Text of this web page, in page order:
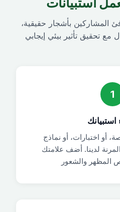
المشاركين بأشجار حقيقية،
1
استبيانك
أو اختبارات، أو نماذج
المرنة لدينا. أضف علامتك